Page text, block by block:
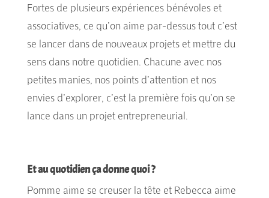
Fortes de plusieurs expériences bénévoles et
associatives, ce qu’on aime par-dessus tout c’est
se lancer dans de nouveaux projets et mettre du
sens dans notre quotidien. Chacune avec nos
petites manies, nos points d’attention et nos
envies d’explorer, c’est la première fois qu’on se
lance dans un projet entrepreneurial.
Et au quotidien ça donne quoi ?
Pomme aime se creuser la tête et Rebecca aime